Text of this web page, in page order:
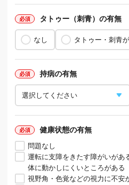
タトゥー（刺青）の有無
なし タトゥー・刺青
持病の有無
健康状態の有無
問題なし
運転に支障をきたす障がいがあ
体に動かしにくいところがある
視野角・色覚などの視力に不安